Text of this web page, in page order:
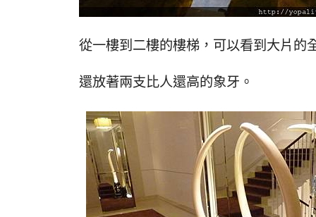
從一樓到二樓的樓梯，可以看到大片的
還放著兩支比人還高的象牙。